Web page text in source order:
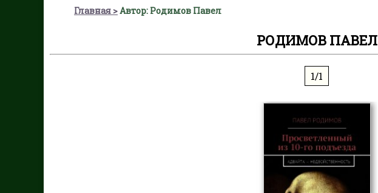
Главная Автор: Родимов Павел
РОДИМОВ ПАВЕЛ
1/1